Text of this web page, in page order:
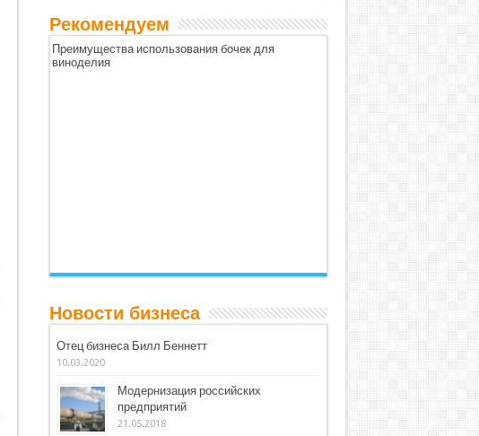
Рекомендуем
Преимущества использования бочек для
виноделия
Новости бизнеса
Отец бизнеса Билл Беннетт
10.03.2020
Модернизация российских
предприятий
21.05.2018